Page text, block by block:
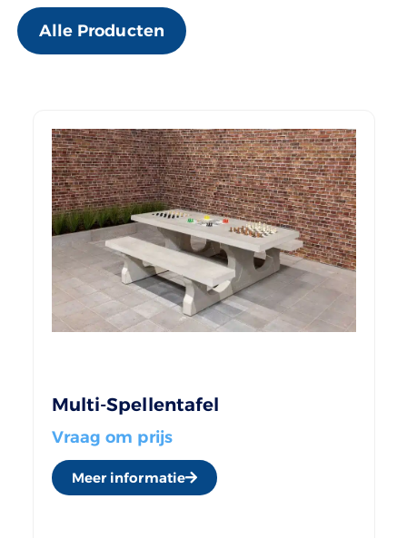
Alle Producten
Multi-Spellentafel
Vraag om prijs
Meer informatie